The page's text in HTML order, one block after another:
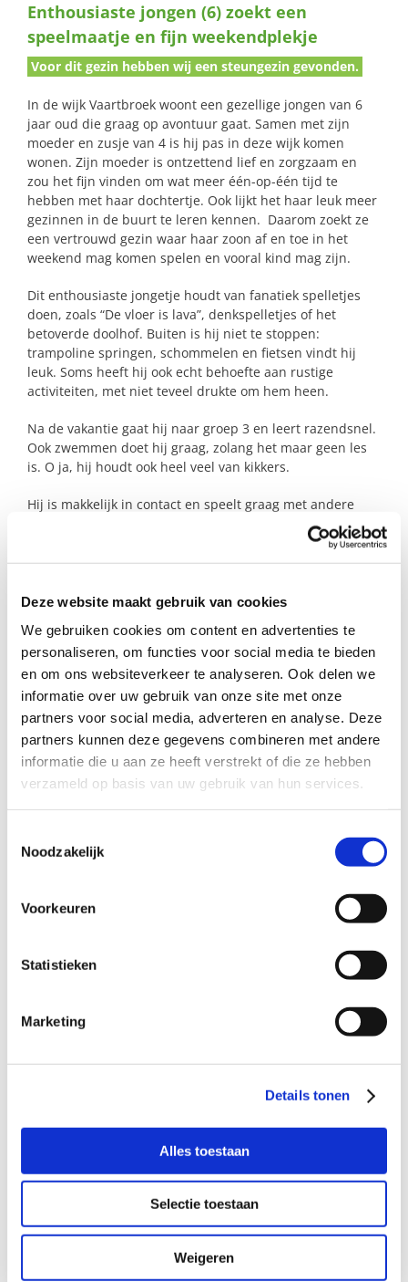
Deze website maakt gebruik van cookies
We gebruiken cookies om content en advertenties te
personaliseren, om functies voor social media te bieden
en om ons websiteverkeer te analyseren. Ook delen we
informatie over uw gebruik van onze site met onze
partners voor social media, adverteren en analyse. Deze
partners kunnen deze gegevens combineren met andere
informatie die u aan ze heeft verstrekt of die ze hebben
verzameld op basis van uw gebruik van hun services.
Noodzakelijk
Voorkeuren
Statistieken
Marketing
Details tonen
Alles toestaan
Selectie toestaan
Weigeren
naar:
Enthousiaste jongen (6) zoekt een
speelmaatje en fijn weekendplekje
Voor dit gezin hebben wij een steungezin gevonden.
In de wijk Vaartbroek woont een gezellige jongen van 6
jaar oud die graag op avontuur gaat. Samen met zijn
moeder en zusje van 4 is hij pas in deze wijk komen
wonen. Zijn moeder is ontzettend lief en zorgzaam en
zou het fijn vinden om wat meer één-op-één tijd te
hebben met haar dochtertje. Ook lijkt het haar leuk meer
gezinnen in de buurt te leren kennen. Daarom zoekt ze
een vertrouwd gezin waar haar zoon af en toe in het
weekend mag komen spelen en vooral kind mag zijn.
Dit enthousiaste jongetje houdt van fanatiek spelletjes
doen, zoals “De vloer is lava”, denkspelletjes of het
betoverde doolhof. Buiten is hij niet te stoppen:
trampoline springen, schommelen en fietsen vindt hij
leuk. Soms heeft hij ook echt behoefte aan rustige
activiteiten, met niet teveel drukte om hem heen.
Na de vakantie gaat hij naar groep 3 en leert razendsnel.
Ook zwemmen doet hij graag, zolang het maar geen les
is. O ja, hij houdt ook heel veel van kikkers.
Hij is makkelijk in contact en speelt graag met andere
jongetjes van ongeveer zijn eigen leeftijd. Let op: hij weet
goed wat hij wil, dus het spel moet wél op zijn manier.
Als dat niet lukt, kan hij boos worden. Maar met een
hoor, hij is best te verleiden tot praten) komt het altijd
Vindt hij een plekje bij jullie?
Profiel steungezin
We zijn op zoek naar een fijn gezin in
Eindhoven:
Met één of meer kinderen van ongeveer
dezelfde leeftijd;
Waar duidelijkheid en rust centraal staan.